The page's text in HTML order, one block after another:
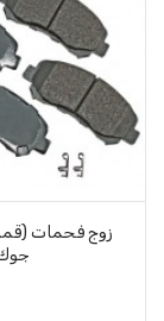
زوج فحمات
جوك